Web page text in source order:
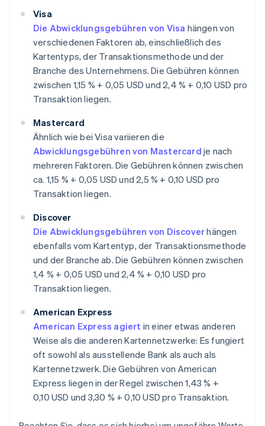
Visa
Die Abwicklungsgebühren von Visa hängen von
verschiedenen Faktoren ab, einschließlich des
Kartentyps, der Transaktionsmethode und der
Branche des Unternehmens. Die Gebühren können
zwischen 1,15 % + 0,05 USD und 2,4 % + 0,10 USD pro
Transaktion liegen.
Mastercard
Ähnlich wie bei Visa variieren die
Abwicklungsgebühren von Mastercard je nach
mehreren Faktoren. Die Gebühren können zwischen
ca. 1,15 % + 0,05 USD und 2,5 % + 0,10 USD pro
Transaktion liegen.
Discover
Die Abwicklungsgebühren von Discoverhängen
ebenfalls vom Kartentyp, der Transaktionsmethode
und der Branche ab. Die Gebühren können zwischen
1,4 % + 0,05 USD und 2,4 % + 0,10 USD pro
Transaktion liegen.
American Express
American Express agiert in einer etwas anderen
Weise als die anderen Kartennetzwerke: Es fungiert
oft sowohl als ausstellende Bank als auch als
Kartennetzwerk. Die Gebühren von American
Express liegen in der Regel zwischen 1,43 % +
0,10 USD und 3,30 % + 0,10 USD pro Transaktion.